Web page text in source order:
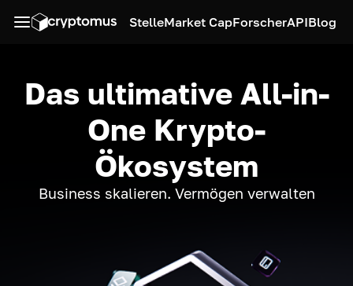
StelleMarket CapForscherAPIBlog
Das ultimative All-in-
One Krypto-
Ökosystem
Business skalieren. Vermögen verwalten